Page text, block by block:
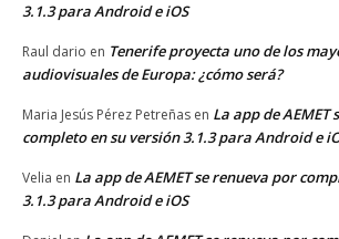
3.1.3 para Android e iOS
Raul dario en Tenerife proyecta uno de los
audiovisuales de Europa: ¿cómo será?
Maria Jesús Pérez Petreñas en La app de AEMET
completo en su versión 3.1.3 para Android e
Velia en La app de AEMET se renueva por
3.1.3 para Android e iOS